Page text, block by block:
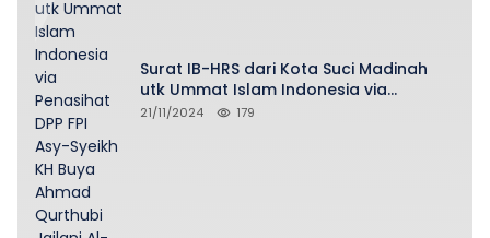
Surat IB-HRS dari Kota Suci Madinah
utk Ummat Islam Indonesia via
Penasihat DPP FPI Asy-Syeikh KH Buya
21/11/2024 179